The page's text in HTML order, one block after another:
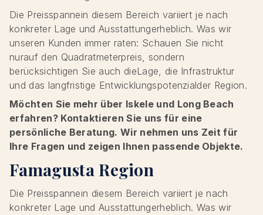
Die Preisspannein diesem Bereich variiert je nach
konkreter Lage und Ausstattungerheblich. Was wir
unseren Kunden immer raten: Schauen Sie nicht
nurauf den Quadratmeterpreis, sondern
berücksichtigen Sie auch dieLage, die Infrastruktur
und das langfristige Entwicklungspotenzialder Region.
Möchten Sie mehr über Iskele und Long Beach
erfahren? Kontaktieren Sie uns für eine
persönliche Beratung. Wir nehmen uns Zeit für
Ihre Fragen und zeigen Ihnen passende Objekte.
Famagusta Region
Die Preisspannein diesem Bereich variiert je nach
konkreter Lage und Ausstattungerheblich. Was wir